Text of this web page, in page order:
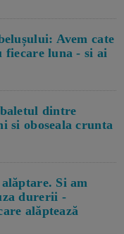
Avem cate
luna - si ai
dintre
si oboseala crunta
Si am
durerii -
alăptează